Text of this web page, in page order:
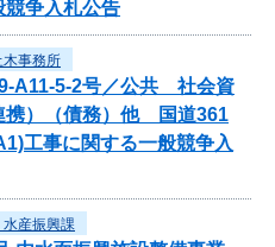
競争入札公告
木事務所
A11-5-2号／公共 社会資
携）（債務）他 国道361
工事に関する一般競争入
水産振興課